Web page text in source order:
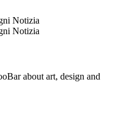
about art, design and